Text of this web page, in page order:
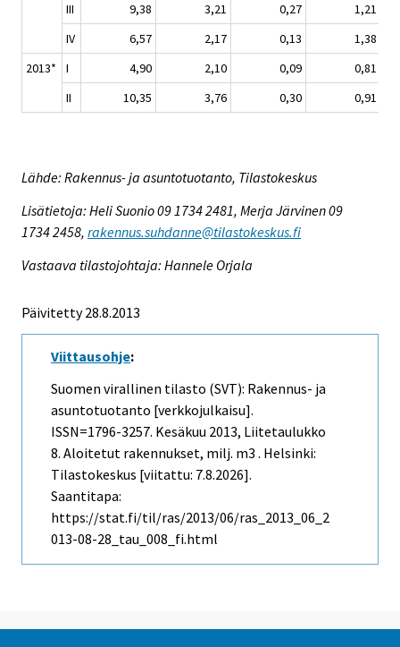
III
9,38 3,21 0,27
1,21
IV
6,57 2,17 0,13
1,38
2013*
I 4,90 2,10 0,09
0,81
II
10,35 3,76 0,30 0,91
Lähde: Rakennus- ja asuntotuotanto, Tilastokeskus
Lisätietoja: Heli Suonio 09 1734 2481, Merja Järvinen 09
1734 2458, rakennus.suhdanne@tilastokeskus.fi
Vastaava tilastojohtaja: Hannele Orjala
Päivitetty 28.8.2013
Viittausohje:
Suomen virallinen tilasto (SVT): Rakennus- ja
asuntotuotanto [verkkojulkaisu].
ISSN=1796-3257. Kesäkuu 2013, Liitetaulukko
8. Aloitetut rakennukset, milj. m3 . Helsinki:
Tilastokeskus [viitattu: 7.8.2026].
Saantitapa:
https://stat.fi/til/ras/2013/06/ras_2013_06_2
013-08-28_tau_008_fi.html